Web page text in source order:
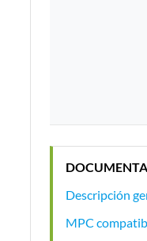
Descripción
MPC